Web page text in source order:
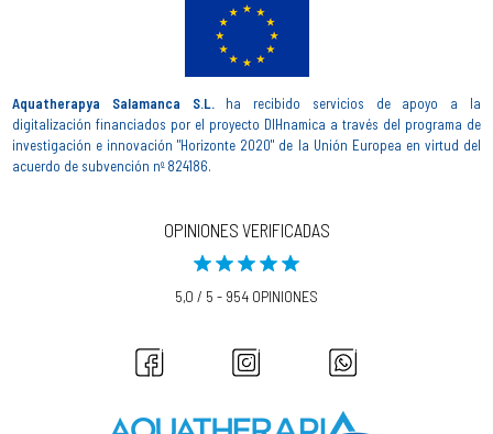
Aquatherapya Salamanca S.L.ha recibido servicios de apoyo a la
digitalización financiados por el proyecto DIHnamica a través del programa de
investigación e innovación "Horizonte 2020" de la Unión Europea en virtud del
acuerdo de subvención nº 824186.
OPINIONES VERIFICADAS
5,0 / 5 - 954 OPINIONES